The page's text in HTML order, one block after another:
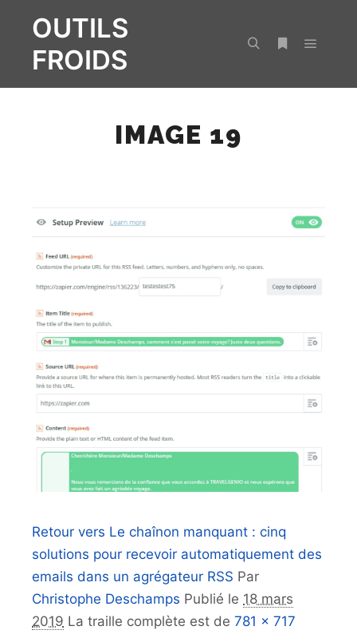
OUTILS
FROIDS
IMAGE 19
Retour vers Le chaînon manquant : cinq
solutions pour recevoir automatiquement des
emails dans un agrégateur RSS Par
Christophe Deschamps Publié le 18 mars
2019 La traille complète est de 781 × 717